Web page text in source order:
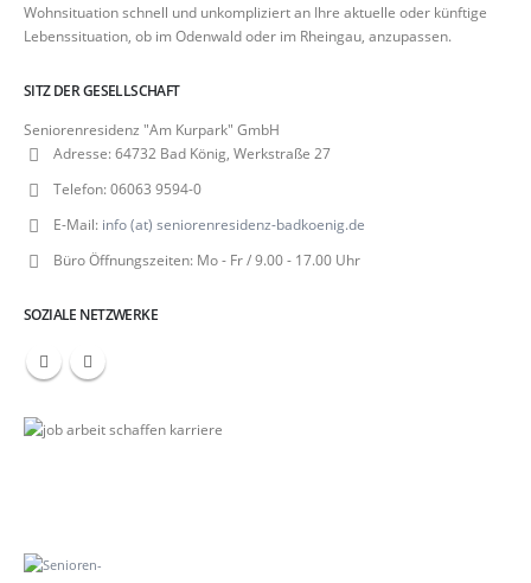
Wohnsituation schnell und unkompliziert an Ihre aktuelle oder künftige
Lebenssituation, ob im Odenwald oder im Rheingau, anzupassen.
SITZ DER GESELLSCHAFT
Seniorenresidenz "Am Kurpark" GmbH
Adresse:64732 Bad König, Werkstraße 27
Telefon:06063 9594-0
E-Mail: info (at) seniorenresidenz-badkoenig.de
Büro Öffnungszeiten: Mo - Fr / 9.00 - 17.00 Uhr
SOZIALE NETZWERKE